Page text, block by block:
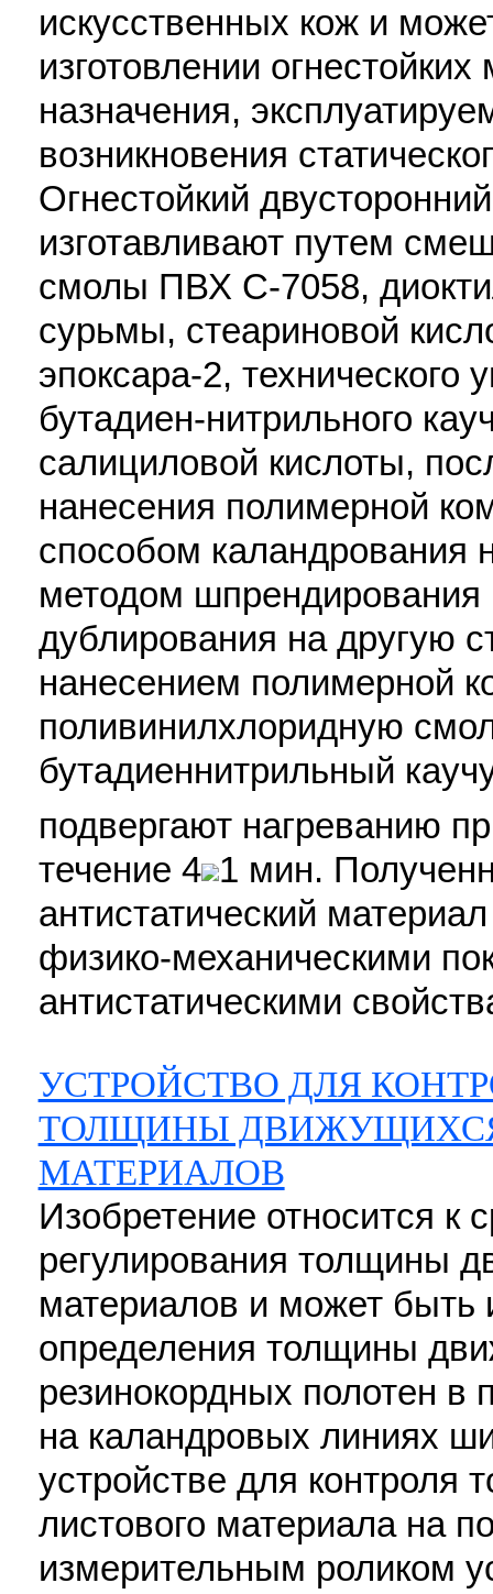
искусственных кож и
изготовлении
назначения,
возникновения
Огнестойкий
изготавливают путем
смолы ПВХ С-7058,
сурьмы, стеариновой
эпоксара-2, технического
бутадиен-нитрильного
салициловой кислоты,
нанесения полимерной
способом каландрования
методом шпрендирования
дублирования на другую
нанесением полимерной
поливинилхлоридную
бутадиеннитрильный
подвергают нагреванию
течение 4 1 мин.
антистатический
физико-механическими
антистатическими
УСТРОЙСТВО ДЛЯ
ТОЛЩИНЫ
МАТЕРИАЛОВ
Изобретение относится к
регулирования толщины
материалов и может быть
определения толщины
резинокордных полотен в
на каландровых линиях
устройстве для контроля
листового материала на
измерительным роликом